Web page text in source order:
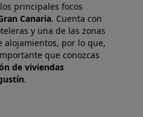
principales focos
Canaria. Cuenta con
y una de las zonas
alojamientos, por lo que,
que conozcas
de viviendas
.